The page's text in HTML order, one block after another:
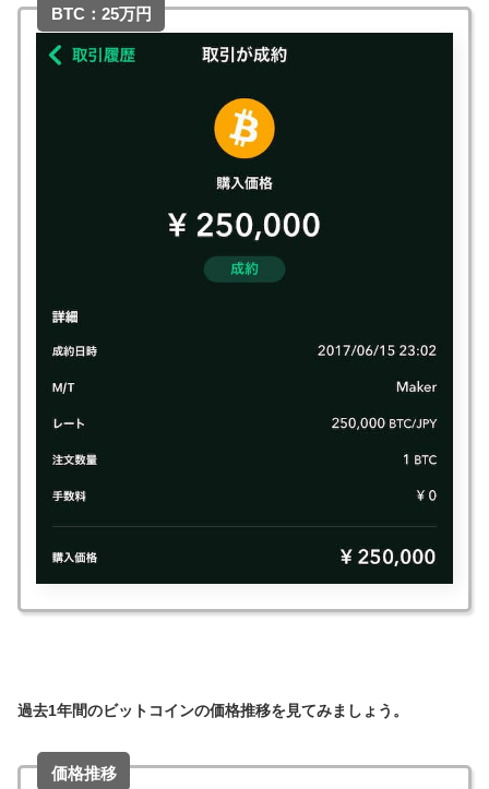
BTC：25万円
過去1年間のビットコインの価格推移を見てみましょう。
価格推移